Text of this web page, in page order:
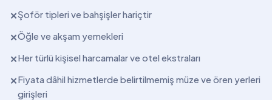
✕Şoför tipleri ve bahşişler hariçtir
✕Öğle ve akşam yemekleri
✕Her türlü kişisel harcamalar ve otel ekstraları
✕Fiyata dâhil hizmetlerde belirtilmemiş müze ve ören yerleri
girişleri